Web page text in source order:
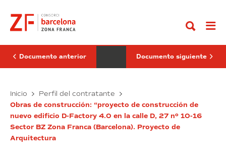
contenido
emergencias
en
el
sede
central
Documento anterior
de
nuevo
la
calle
D,
27
Documento siguiente
Inicio Perfil del contratante
Obras de construcción: “proyecto de construcción de
nuevo edificio D-Factory 4.0 en la calle D, 27 nº 10-16
Sector BZ Zona Franca (Barcelona). Proyecto de
Arquitectura
de
emergencias
en
el
edificio
construcción:
“proyecto
de